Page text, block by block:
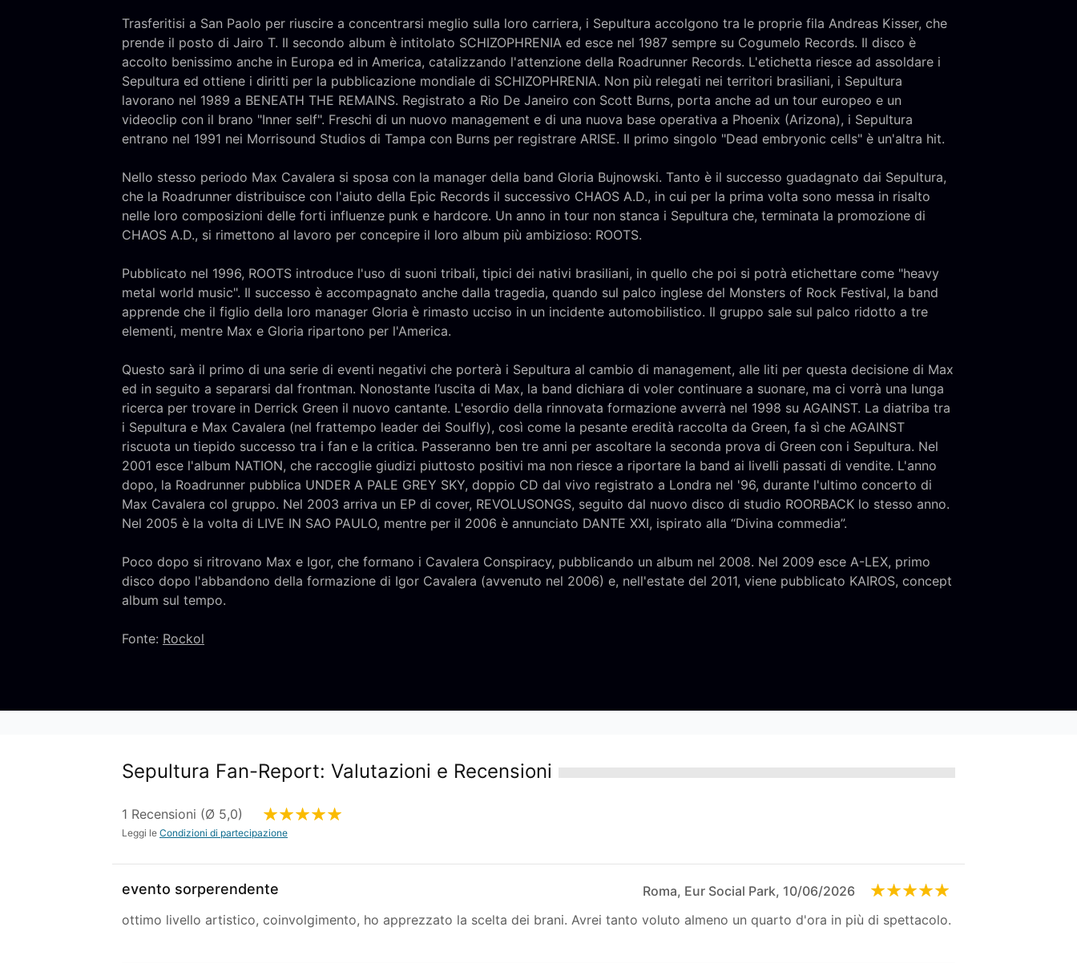
Trasferitisi a San Paolo per riuscire a concentrarsi meglio sulla loro carriera, i Sepultura accolgono tra le proprie fila Andreas Kisser, che
prende il posto di Jairo T. Il secondo album è intitolato SCHIZOPHRENIA ed esce nel 1987 sempre su Cogumelo Records. Il disco è
accolto benissimo anche in Europa ed in America, catalizzando l'attenzione della Roadrunner Records. L'etichetta riesce ad assoldare i
Sepultura ed ottiene i diritti per la pubblicazione mondiale di SCHIZOPHRENIA. Non più relegati nei territori brasiliani, i Sepultura
lavorano nel 1989 a BENEATH THE REMAINS. Registrato a Rio De Janeiro con Scott Burns, porta anche ad un tour europeo e un
videoclip con il brano "Inner self". Freschi di un nuovo management e di una nuova base operativa a Phoenix (Arizona), i Sepultura
entrano nel 1991 nei Morrisound Studios di Tampa con Burns per registrare ARISE. Il primo singolo "Dead embryonic cells" è un'altra hit.
Nello stesso periodo Max Cavalera si sposa con la manager della band Gloria Bujnowski. Tanto è il successo guadagnato dai Sepultura,
che la Roadrunner distribuisce con l'aiuto della Epic Records il successivo CHAOS A.D., in cui per la prima volta sono messa in risalto
nelle loro composizioni delle forti influenze punk e hardcore. Un anno in tour non stanca i Sepultura che, terminata la promozione di
CHAOS A.D., si rimettono al lavoro per concepire il loro album più ambizioso: ROOTS.
Pubblicato nel 1996, ROOTS introduce l'uso di suoni tribali, tipici dei nativi brasiliani, in quello che poi si potrà etichettare come "heavy
metal world music". Il successo è accompagnato anche dalla tragedia, quando sul palco inglese del Monsters of Rock Festival, la band
apprende che il figlio della loro manager Gloria è rimasto ucciso in un incidente automobilistico. Il gruppo sale sul palco ridotto a tre
elementi, mentre Max e Gloria ripartono per l'America.
Questo sarà il primo di una serie di eventi negativi che porterà i Sepultura al cambio di management, alle liti per questa decisione di Max
ed in seguito a separarsi dal frontman. Nonostante l’uscita di Max, la band dichiara di voler continuare a suonare, ma ci vorrà una lunga
ricerca per trovare in Derrick Green il nuovo cantante. L'esordio della rinnovata formazione avverrà nel 1998 su AGAINST. La diatriba tra
i Sepultura e Max Cavalera (nel frattempo leader dei Soulfly), così come la pesante eredità raccolta da Green, fa sì che AGAINST
riscuota un tiepido successo tra i fan e la critica. Passeranno ben tre anni per ascoltare la seconda prova di Green con i Sepultura. Nel
2001 esce l'album NATION, che raccoglie giudizi piuttosto positivi ma non riesce a riportare la band ai livelli passati di vendite. L'anno
dopo, la Roadrunner pubblica UNDER A PALE GREY SKY, doppio CD dal vivo registrato a Londra nel '96, durante l'ultimo concerto di
Max Cavalera col gruppo. Nel 2003 arriva un EP di cover, REVOLUSONGS, seguito dal nuovo disco di studio ROORBACK lo stesso anno.
Nel 2005 è la volta di LIVE IN SAO PAULO, mentre per il 2006 è annunciato DANTE XXI, ispirato alla “Divina commedia”.
Poco dopo si ritrovano Max e Igor, che formano i Cavalera Conspiracy, pubblicando un album nel 2008. Nel 2009 esce A-LEX, primo
disco dopo l'abbandono della formazione di Igor Cavalera (avvenuto nel 2006) e, nell'estate del 2011, viene pubblicato KAIROS, concept
album sul tempo.
Fonte: Rockol
Sepultura Fan-Report: Valutazioni e Recensioni
1 Recensioni (Ø 5,0)
Leggi le Condizioni di partecipazione
evento sorperendente
Roma, Eur Social Park, 10/06/2026
ottimo livello artistico, coinvolgimento, ho apprezzato la scelta dei brani. Avrei tanto voluto almeno un quarto d'ora in più di spettacolo.